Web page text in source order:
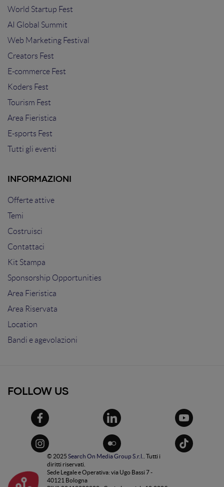
World Startup Fest
AI Global Summit
Web Marketing Festival
Creators Fest
E-commerce Fest
Koders Fest
Tourism Fest
Area Fieristica
E-sports Fest
Tutti gli eventi
INFORMAZIONI
Offerte attive
Temi
Costruisci
Contattaci
Kit Stampa
Sponsorship Opportunities
Area Fieristica
Area Riservata
Location
Bandi e agevolazioni
FOLLOW US
© 2025 Search On Media Group S.r.l.
. Tutti i
diritti riservati.
Sede Legale e Operativa: via Ugo Bassi 7 -
40121 Bologna